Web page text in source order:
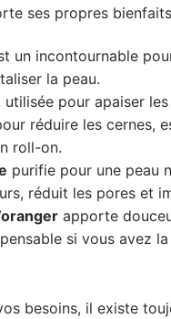
ses propres
un incontournable
la peau.
utilisée pour apaiser
réduire les cernes,
roll-on.
purifie pour une peau
réduit les pores et
apporte
si vous avez
besoins, il existe